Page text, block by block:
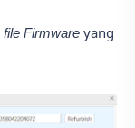
file Firmware yang